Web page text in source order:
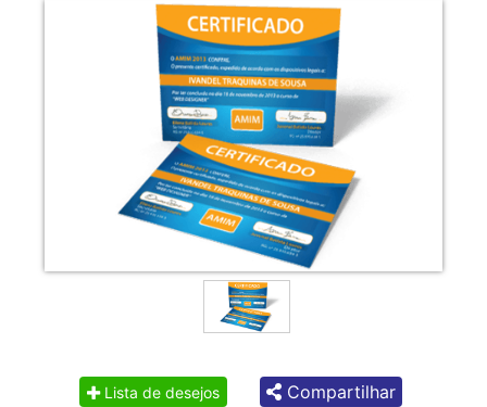
Lista de desejos Compartilhar